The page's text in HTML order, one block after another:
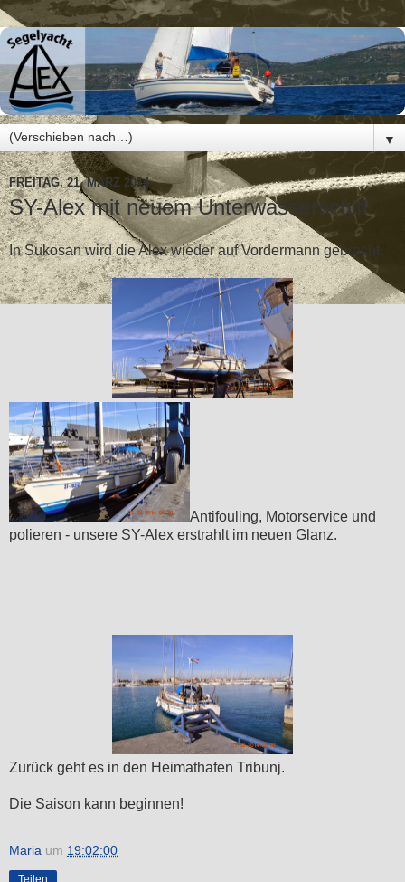
▼
FREITAG, 21. MÄRZ 2014
SY-Alex mit neuem Unterwasserschiff
In Sukosan wird die Alex wieder auf Vordermann gebracht.
Antifouling, Motorservice und
polieren - unsere SY-Alex erstrahlt im neuen Glanz.
Zurück geht es in den Heimathafen Tribunj.
Die Saison kann beginnen!
Maria um 19:02:00
Teilen